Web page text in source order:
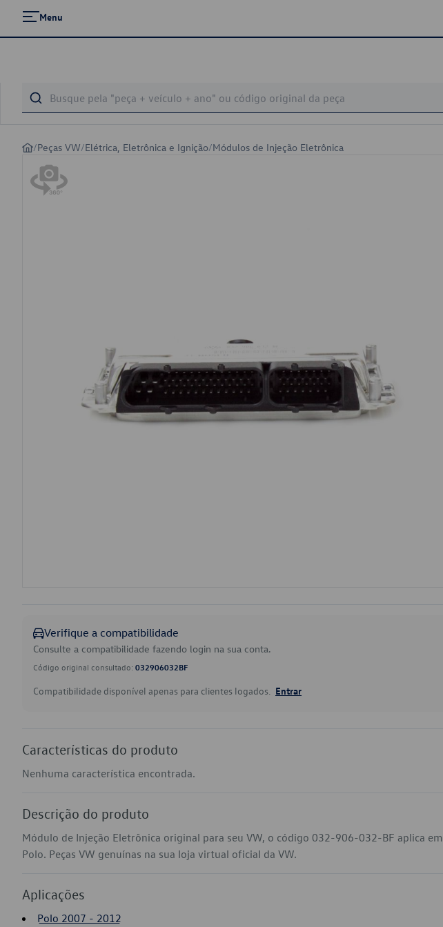
Menu
/Peças VW/Elétrica, Eletrônica e Ignição/Módulos de Injeção Eletrônica
Verifique a compatibilidade
Consulte a compatibilidade fazendo login na sua conta.
Código original consultado: 032906032BF
Compatibilidade disponível apenas para clientes logados. Entrar
Características do produto
Nenhuma característica encontrada.
Descrição do produto
Módulo de Injeção Eletrônica original para seu VW, o código 032-906-032-BF aplica em
Polo. Peças VW genuínas na sua loja virtual oficial da VW.
Aplicações
Polo 2007 - 2012